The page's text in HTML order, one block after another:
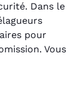
Dans le
pour
Vous